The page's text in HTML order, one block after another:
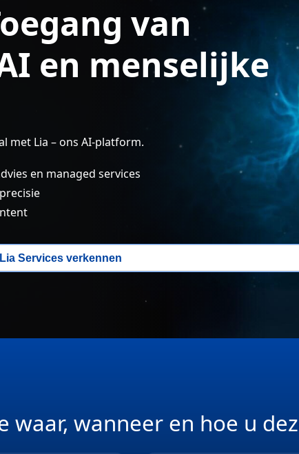
van
en menselijke
met Lia – ons AI-platform.
en managed services
Lia Services verkennen
waar, wanneer en hoe u